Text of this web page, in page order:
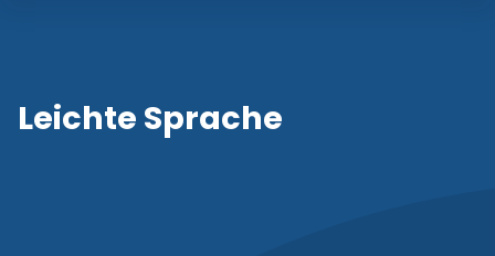
Zum Inhalt springen
Leichte Sprache